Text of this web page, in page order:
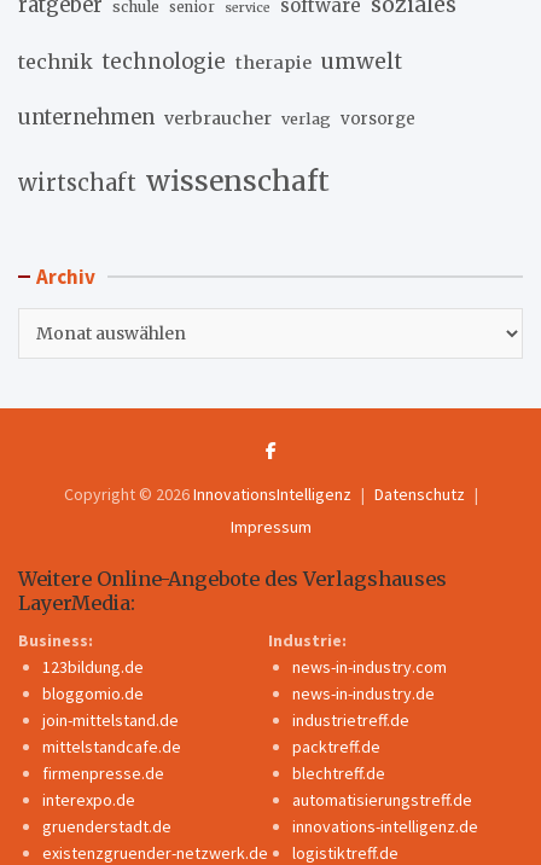
ratgeber schule senior service software
technik technologie therapie umwelt
unternehmen verbraucher verlag vorsorge
wirtschaft wissenschaft
Archiv
Copyright © 2026InnovationsIntelligenz
Datenschutz
Impressum
Weitere Online-Angebote des Verlagshauses
LayerMedia:
Business:
123bildung.de
bloggomio.de
join-mittelstand.de
mittelstandcafe.de
firmenpresse.de
interexpo.de
gruenderstadt.de
existenzgruender-netzwerk.de
Industrie:
news-in-industry.com
news-in-industry.de
industrietreff.de
packtreff.de
blechtreff.de
automatisierungstreff.de
innovations-intelligenz.de
logistiktreff.de